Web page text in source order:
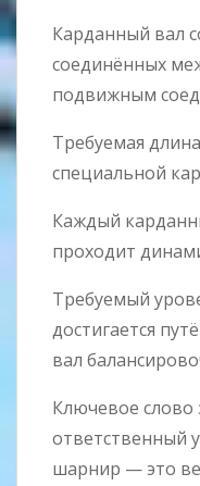
Карданный вал
соединённых
подвижным
Требуемая
специальной
Каждый
проходит
Требуемый
достигается
вал
Ключевое
ответственный
шарнир — это